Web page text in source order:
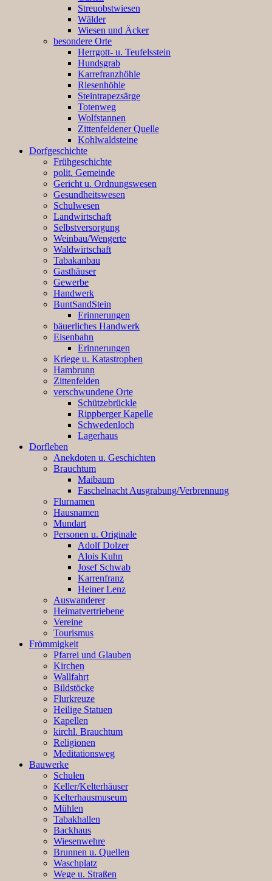
Streuobstwiesen
Wälder
Wiesen und Äcker
besondere Orte
Herrgott- u. Teufelsstein
Hundsgrab
Karrefranzhöhle
Riesenhöhle
Steintrapezsärge
Totenweg
Wolfstannen
Zittenfeldener Quelle
Kohlwaldsteine
Dorfgeschichte
Frühgeschichte
polit. Gemeinde
Gericht u. Ordnungswesen
Gesundheitswesen
Schulwesen
Landwirtschaft
Selbstversorgung
Weinbau/Wengerte
Waldwirtschaft
Tabakanbau
Gasthäuser
Gewerbe
Handwerk
BuntSandStein
Erinnerungen
bäuerliches Handwerk
Eisenbahn
Erinnerungen
Kriege u. Katastrophen
Hambrunn
Zittenfelden
verschwundene Orte
Schützebrückle
Rippberger Kapelle
Schwedenloch
Lagerhaus
Dorfleben
Anekdoten u. Geschichten
Brauchtum
Maibaum
Faschelnacht Ausgrabung/Verbrennung
Flurnamen
Hausnamen
Mundart
Personen u. Originale
Adolf Dolzer
Alois Kuhn
Josef Schwab
Karrenfranz
Heiner Lenz
Auswanderer
Heimatvertriebene
Vereine
Tourismus
Frömmigkeit
Pfarrei und Glauben
Kirchen
Wallfahrt
Bildstöcke
Flurkreuze
Heilige Statuen
Kapellen
kirchl. Brauchtum
Religionen
Meditationsweg
Bauwerke
Schulen
Keller/Kelterhäuser
Kelterhausmuseum
Mühlen
Tabakhallen
Backhaus
Wiesenwehre
Brunnen u. Quellen
Waschplatz
Wege u. Straßen